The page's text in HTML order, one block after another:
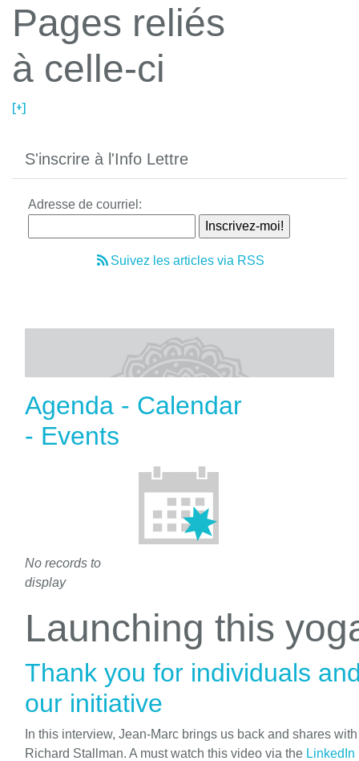
Pages reliés
à celle-ci
[+]
S'inscrire à l'Info Lettre
Adresse de courriel:
Suivez les articles via RSS
Agenda - Calendar
- Events
No records to
display
Launching this
Thank you for individuals
our initiative
In this interview, Jean-Marc brings us back and shares
Richard Stallman. A must watch this video via the LinkedIn